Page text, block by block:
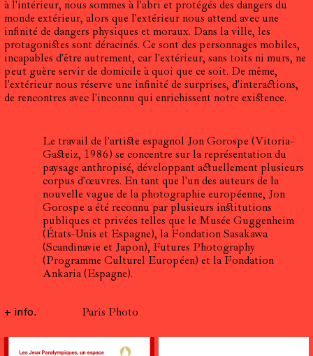
à l'intérieur, nous sommes à l'abri et protégés des dangers du
monde extérieur, alors que l'extérieur nous attend avec une
infinité de dangers physiques et moraux. Dans la ville, les
protagonistes sont déracinés. Ce sont des personnages mobiles,
incapables d'être autrement, car l'extérieur, sans toits ni murs, ne
peut guère servir de domicile à quoi que ce soit. De même,
l'extérieur nous réserve une infinité de surprises, d'interactions,
de rencontres avec l'inconnu qui enrichissent notre existence.
Le travail de l'artiste espagnol Jon Gorospe (Vitoria-
Gasteiz, 1986) se concentre sur la représentation du
paysage anthropisé, développant actuellement plusieurs
corpus d'œuvres. En tant que l'un des auteurs de la
nouvelle vague de la photographie européenne, Jon
Gorospe a été reconnu par plusieurs institutions
publiques et privées telles que le Musée Guggenheim
(États-Unis et Espagne), la Fondation Sasakawa
(Scandinavie et Japon), Futures Photography
(Programme Culturel Européen) et la Fondation
Ankaria (Espagne).
+ info. Paris Photo